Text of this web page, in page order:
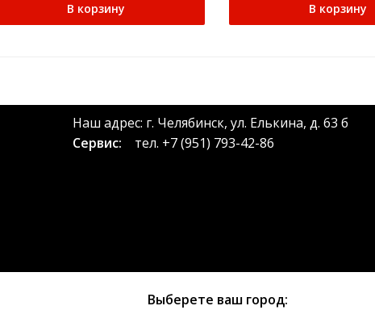
В корзину В корзину
Наш адрес: г. Челябинск, ул. Елькина, д. 63 б
Сервис: тел. +7 (951) 793-42-86
Выберете ваш город: